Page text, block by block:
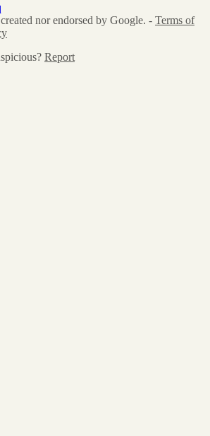
nor endorsed by Google. - Terms of
Report